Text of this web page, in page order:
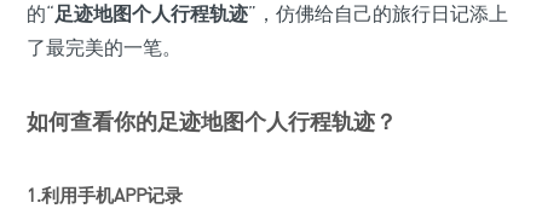
的“足迹地图个人行程轨迹”，仿佛给自己的旅行日记添上
了最完美的一笔。
如何查看你的足迹地图个人行程轨迹？
1.利用手机APP记录